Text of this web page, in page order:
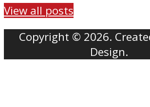
View all posts
Copyright © 2026.
Design.